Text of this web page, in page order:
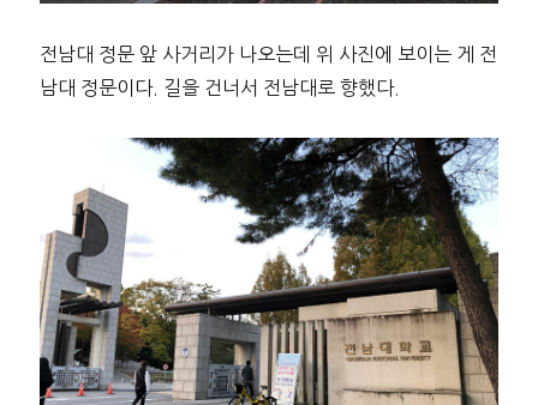
전남대 정문 앞 사거리가 나오는데 위 사진에 보이는 게 전
남대 정문이다. 길을 건너서 전남대로 향했다.